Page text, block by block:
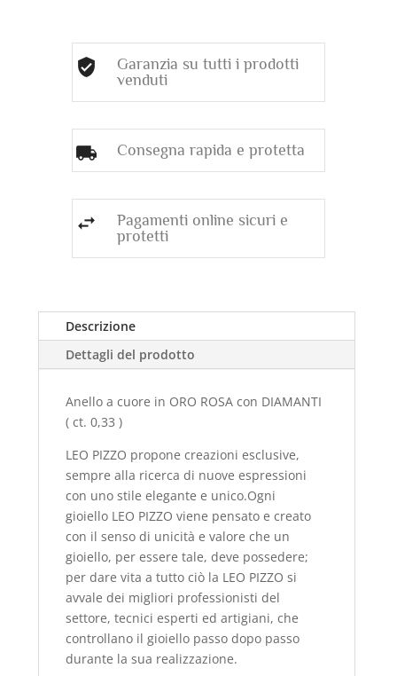
Garanzia su tutti i prodotti
venduti
Consegna rapida e protetta
Pagamenti online sicuri e
protetti
Descrizione
Dettagli del prodotto
Anello a cuore in ORO ROSA con DIAMANTI
( ct. 0,33 )
LEO PIZZO propone creazioni esclusive,
sempre alla ricerca di nuove espressioni
con uno stile elegante e unico.Ogni
gioiello LEO PIZZO viene pensato e creato
con il senso di unicità e valore che un
gioiello, per essere tale, deve possedere;
per dare vita a tutto ciò la LEO PIZZO si
avvale dei migliori professionisti del
settore, tecnici esperti ed artigiani, che
controllano il gioiello passo dopo passo
durante la sua realizzazione.